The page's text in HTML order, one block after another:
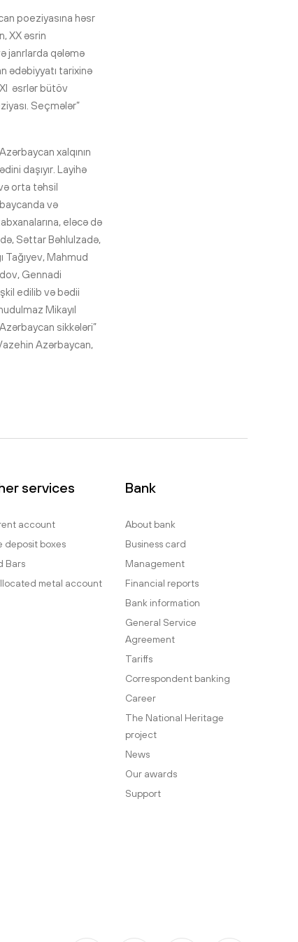
poeziyasına həsr
XX əsrin
janrlarda qələmə
ədəbiyyatı tarixinə
əsrlər bütöv
Seçmələr”
xalqının
daşıyır. Layihə
orta təhsil
və
eləcə də
Səttar Bəhlulzadə,
Tağıyev, Mahmud
Gennadi
edilib və bədii
Mikayıl
sikkələri”
Azərbaycan,
services
account
deposit boxes
Bars
metal account
Bank
About bank
Business card
Management
Financial reports
Bank information
General Service
Agreement
Tariffs
Correspondent banking
Career
The National Heritage
project
News
Our awards
Support